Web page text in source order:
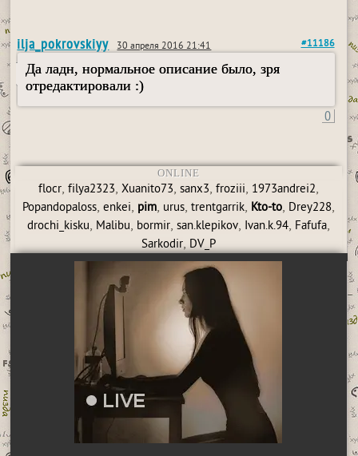
ilja_pokrovskiyy 30 апреля 2016 21:41 #11186
Да ладн, нормальное описание было, зря
отредактировали :)
0
ONLINE
flocr, filya2323, Xuanito73, sanx3, froziii, 1973andrei2,
Popandopaloss, enkei, pim, urus, trentgarrik, Kto-to, Drey228,
drochi_kisku, Malibu, bormir, san.klepikov, Ivan.k.94, Fafufa,
Sarkodir, DV_P